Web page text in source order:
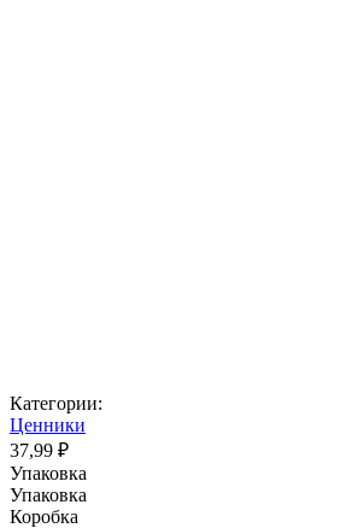
Категории:
Ценники
37,99 ₽
Упаковка
Упаковка
Коробка